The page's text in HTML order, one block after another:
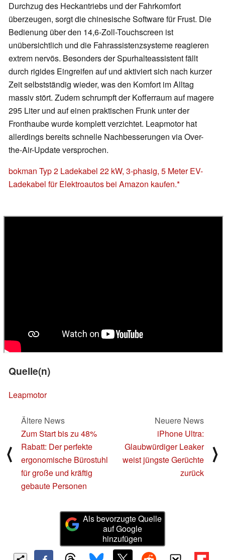
Durchzug des Heckantriebs und der Fahrkomfort
überzeugen, sorgt die chinesische Software für Frust. Die
Bedienung über den 14,6-Zoll-Touchscreen ist
unübersichtlich und die Fahrassistenzsysteme reagieren
extrem nervös. Besonders der Spurhalteassistent fällt
durch rigides Eingreifen auf und aktiviert sich nach kurzer
Zeit selbstständig wieder, was den Komfort im Alltag
massiv stört. Zudem schrumpft der Kofferraum auf magere
295 Liter und auf einen praktischen Frunk unter der
Fronthaube wurde komplett verzichtet. Leapmotor hat
allerdings bereits schnelle Nachbesserungen via Over-
the-Air-Update versprochen.
bokman Typ 2 Ladekabel 22 kW, 3-phasig, 5 Meter EV-
Ladekabel für Elektroautos bei Amazon kaufen.
Quelle(n)
Leapmotor
⟨
Ältere News
Zum Start bis zu 48%
Rabatt: Der perfekte
ergonomische Bürostuhl
für große und kräftig
gebaute Personen
Neuere News
iPhone Ultra:
Glaubwürdiger Leaker
weist jüngste Gerüchte
zurück
⟩
Als bevorzugte Quelle
auf Google
hinzufügen